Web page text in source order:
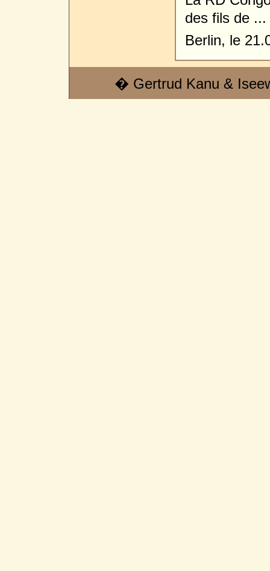
des fils de ...
Berlin, le
� Gertrud Kanu &